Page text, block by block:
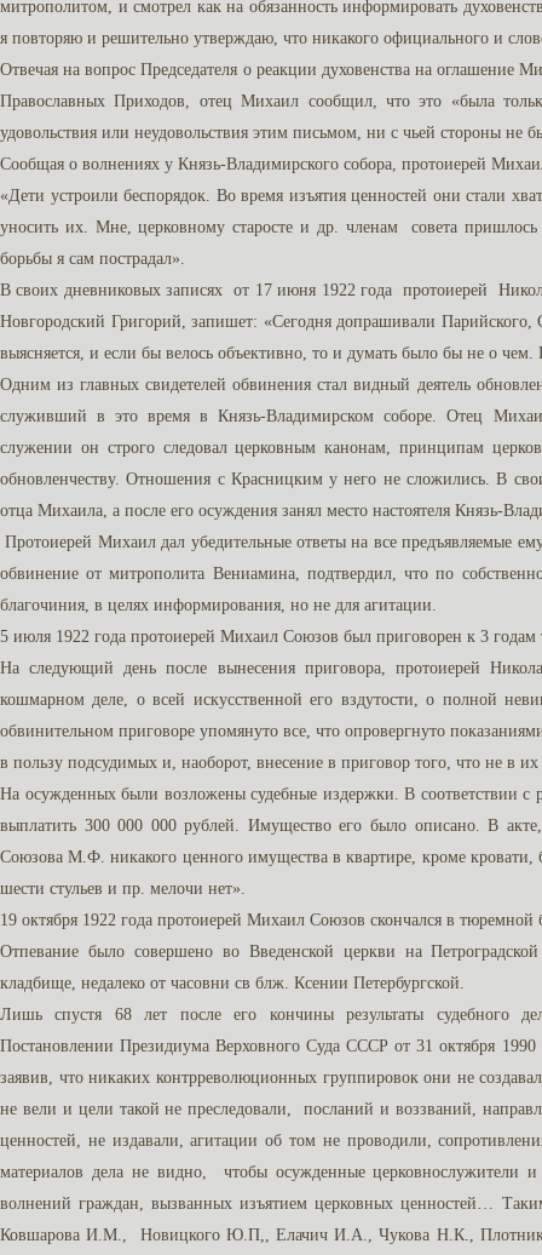
митрополитом, и смотрел как на обязанность информировать
я повторяю и решительно утверждаю, что никакого официального и
Отвечая на вопрос Председателя о реакции духовенства на
Православных Приходов, отец Михаил сообщил, что это «была
удовольствия или неудовольствия этим письмом, ни с чьей стороны не
Сообщая о волнениях у Князь-Владимирского собора, протоиерей
«Дети устроили беспорядок. Во время изъятия ценностей они стали
уносить их. Мне, церковному старосте и др. членам совета
борьбы я сам пострадал».
В своих дневниковых записях от 17 июня 1922 года протоиерей
Новгородский Григорий, запишет: «Сегодня допрашивали
выясняется, и если бы велось объективно, то и думать было бы не о
Одним из главных свидетелей обвинения стал видный деятель
служивший в это время в Князь-Владимирском соборе. Отец
служении он строго следовал церковным канонам, принципам
обновленчеству. Отношения с Красницким у него не сложились. В
отца Михаила, а после его осуждения занял место настоятеля Князь-
Протоиерей Михаил дал убедительные ответы на все предъявляемые
обвинение от митрополита Вениамина, подтвердил, что по
благочиния, в целях информирования, но не для агитации.
5 июля 1922 года протоиерей Михаил Союзов был приговорен к 3 годам
На следующий день после вынесения приговора, протоиерей
кошмарном деле, о всей искусственной его вздутости, о полной
обвинительном приговоре упомянуто все, что опровергнуто
в пользу подсудимых и, наоборот, внесение в приговор того, что не в их
На осужденных были возложены судебные издержки. В соответствии
выплатить 300 000 000 рублей. Имущество его было описано. В
Союзова М.Ф. никакого ценного имущества в квартире, кроме кровати,
шести стульев и пр. мелочи нет».
19 октября 1922 года протоиерей Михаил Союзов скончался в тюремной
Отпевание было совершено во Введенской церкви на
кладбище, недалеко от часовни св блж. Ксении Петербургской.
Лишь спустя 68 лет после его кончины результаты судебного
Постановлении Президиума Верховного Суда СССР от 31 октября
заявив, что никаких контрреволюционных группировок они не
не вели и цели такой не преследовали, посланий и воззваний,
ценностей, не издавали, агитации об том не проводили,
материалов дела не видно, чтобы осужденные церковнослужители
волнений граждан, вызванных изъятием церковных ценностей…
Ковшарова И.М., Новицкого Ю.П,, Елачич И.А., Чукова Н.К.,